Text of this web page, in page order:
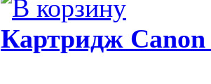
Картридж Canon